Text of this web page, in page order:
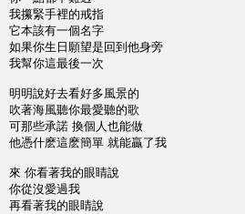
我攥緊手裡的戒指
它本該有一個名字
如果你生日願望是回到他身旁
我幫你這最後一次
明明說好去看好多風景的
吹著海風聽你最愛聽的歌
可那些承諾 換個人也能做
他憑什麽這麽簡單 就能贏了我
來 你看著我的眼睛說
你從沒愛過我
再看著我的眼睛說